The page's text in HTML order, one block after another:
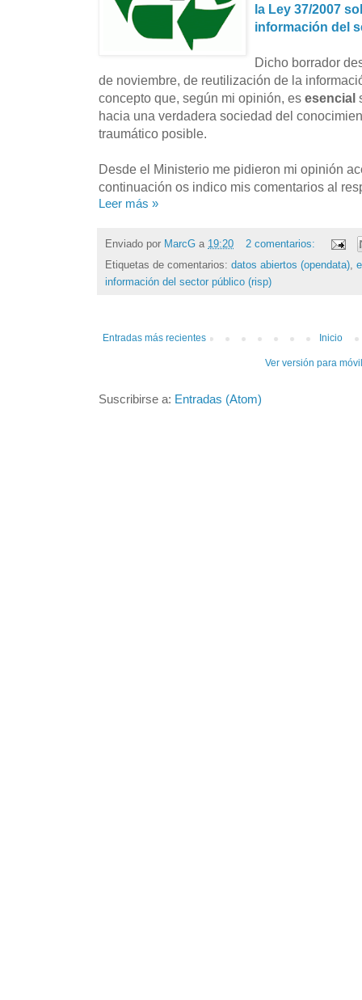
la Ley 37/2007
información del
Dicho borrador
de noviembre, de reutilización de la
concepto que, según mi opinión, es esencial
hacia una verdadera sociedad del
traumático posible.
Desde el Ministerio me pidieron mi opinión
continuación os indico mis comentarios al
Leer más »
Enviado por MarcG a 19:20
2 comentarios:
Etiquetas de comentarios: datos abiertos (opendata),
información del sector público (risp)
Entradas más recientes Inicio
Ver versión para
Suscribirse a: Entradas (Atom)